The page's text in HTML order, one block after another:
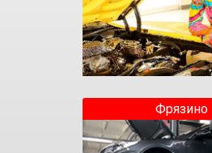
Фрязино